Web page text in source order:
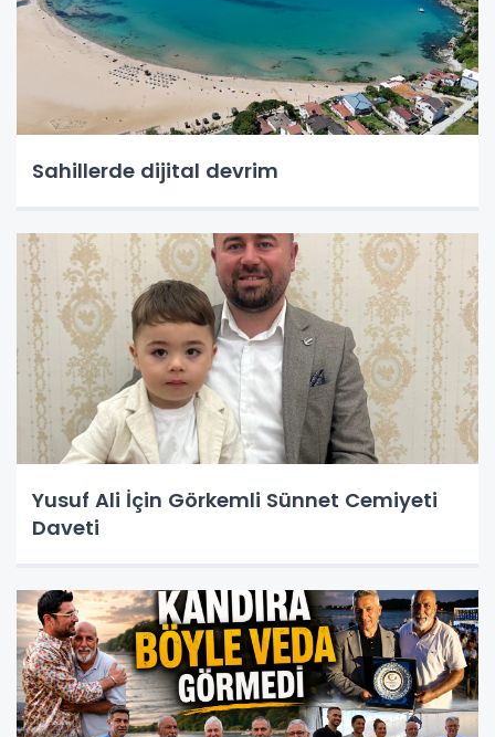
Sahillerde dijital devrim
Yusuf Ali İçin Görkemli Sünnet Cemiyeti
Daveti